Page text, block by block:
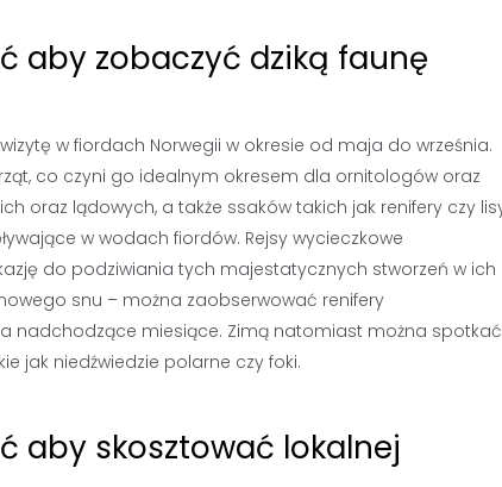
aby zobaczyć dziką faunę
w fiordach Norwegii w okresie od maja do września.
co czyni go idealnym okresem dla ornitologów oraz
oraz lądowych, a także ssaków takich jak renifery czy
w wodach fiordów. Rejsy wycieczkowe
do podziwiania tych majestatycznych stworzeń w ich
snu – można zaobserwować renifery
nadchodzące miesiące. Zimą natomiast można spotkać
jak niedźwiedzie polarne czy foki.
aby skosztować lokalnej